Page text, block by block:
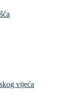
vijeća